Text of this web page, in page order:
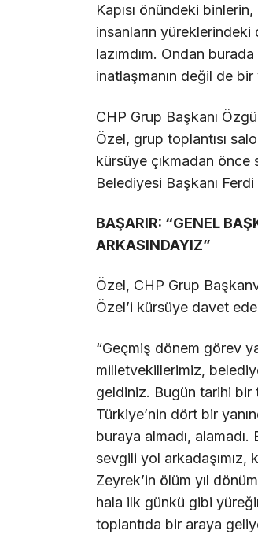
Kapısı önündeki
insanların
lazımdım. Ondan
inatlaşmanın değil de
CHP Grup Başkanı
Özel, grup toplantısı
kürsüye çıkmadan önce
Belediyesi Başkanı Ferdi
BAŞARIR: “GENEL
ARKASINDAYIZ”
Özel, CHP Grup
Özel’i kürsüye davet
“Geçmiş dönem görev
milletvekillerimiz,
geldiniz. Bugün tarihi bir
Türkiye’nin dört bir
buraya almadı,
sevgili yol arkadaşımız,
Zeyrek’in ölüm yıl
hala ilk günkü gibi
toplantıda bir araya